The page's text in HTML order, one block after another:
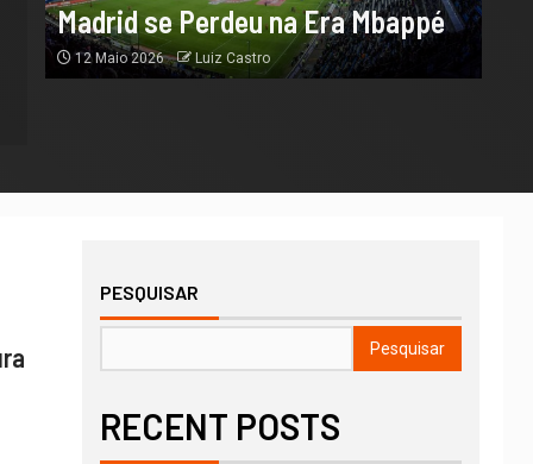
Madrid se Perdeu na Era
12 Maio 2026 Luiz Castro
Madrid se Perdeu na Era Mbappé
12 Maio 2026 Luiz Castro
PESQUISAR
Pesquisar
RECENT POSTS